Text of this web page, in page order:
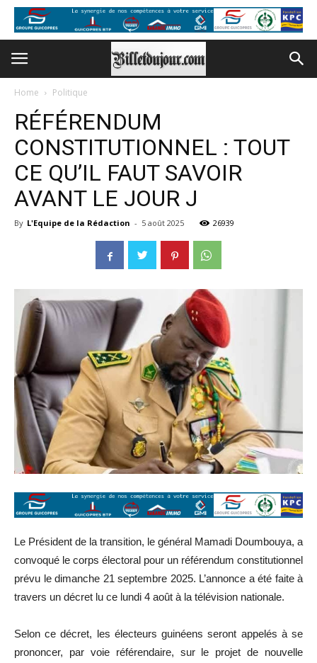
Home Politique
RÉFÉRENDUM
CONSTITUTIONNEL : TOUT
CE QU’IL FAUT SAVOIR
AVANT LE JOUR J
By L'Equipe de la Rédaction - 5 août 2025 26939
Le Président de la transition, le général Mamadi Doumbouya, a
convoqué le corps électoral pour un référendum constitutionnel
prévu le dimanche 21 septembre 2025. L’annonce a été faite à
travers un décret lu ce lundi 4 août à la télévision nationale.
Selon ce décret, les électeurs guinéens seront appelés à se
prononcer, par voie référendaire, sur le projet de nouvelle